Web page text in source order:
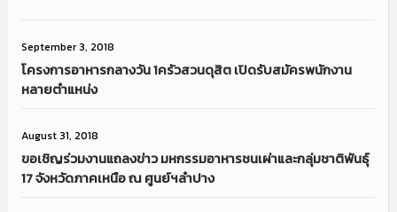
September 3, 2018
โครงการอาหารกลางวัน 1ครัวสวนดุสิต เปิดรับสมัครพนักงาน
หลายตำแหน่ง
August 31, 2018
ขอเชิญร่วมงานแถลงข่าว มหกรรมอาหารชนเผ่าและกลุ่มชาติพันธุ์
17 จังหวัดภาคเหนือ ณ ศูนย์ฯลำปาง